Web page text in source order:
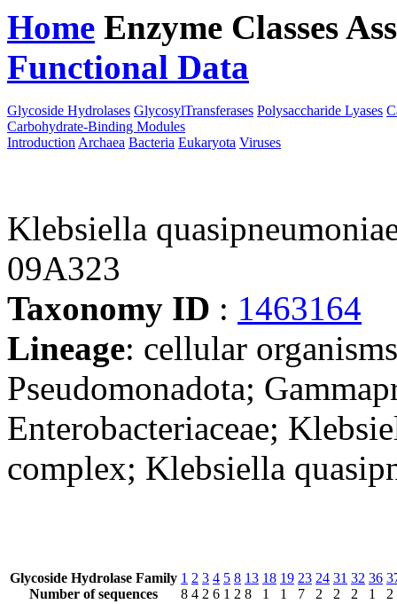
Home Enzyme Classes
Functional Data
Glycoside Hydrolases GlycosylTransferases Polysaccharide Lyases
Carbohydrate-Binding Modules
Introduction Archaea Bacteria Eukaryota Viruses
Klebsiella
09A323
Taxonomy ID : 1463164
Lineage: cellular
Pseudomonadota;
Enterobacteriaceae;
complex; Klebsiella
Glycoside Hydrolase Family
Number of sequences
1
8
2
4
3
2
4
6
5
1
8
2
13
8
18
1
19
1
23
7
24
2
31
2
32
2
36
1
2